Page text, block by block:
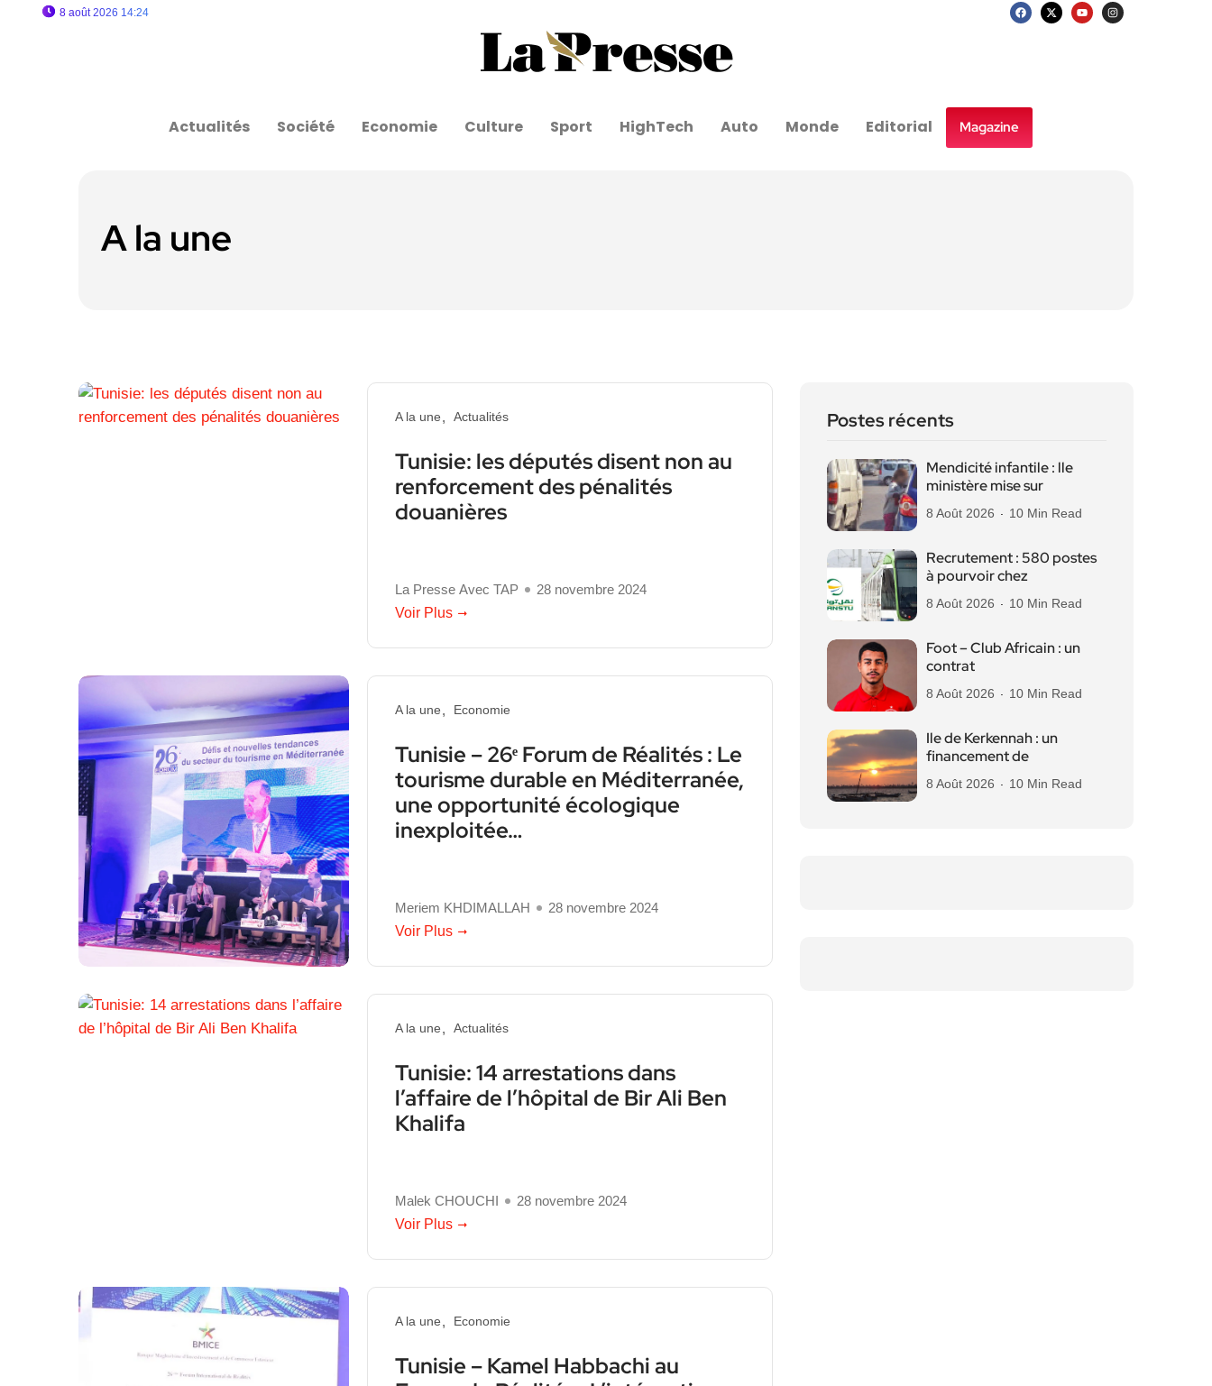
8 août 2026 14:24
Actualités Société Economie Culture Sport HighTech Auto Monde Editorial Magazine
A la une
A la une Actualités
Tunisie: les députés disent non au
renforcement des pénalités
douanières
La Presse Avec TAP
28 novembre 2024
Voir Plus
A la une Economie
Tunisie – 26ᵉ Forum de Réalités : Le
tourisme durable en Méditerranée,
une opportunité écologique
inexploitée…
Meriem KHDIMALLAH
28 novembre 2024
Voir Plus
A la une Actualités
Tunisie: 14 arrestations dans
l’affaire de l’hôpital de Bir Ali Ben
Khalifa
Malek CHOUCHI
28 novembre 2024
Voir Plus
A la une Economie
Tunisie – Kamel Habbachi au
Postes récents
Mendicité infantile : lle
ministère mise sur
8 Août 2026 10 Min Read
Recrutement : 580 postes
à pourvoir chez
8 Août 2026 10 Min Read
Foot – Club Africain : un
contrat
8 Août 2026 10 Min Read
Ile de Kerkennah : un
financement de
8 Août 2026 10 Min Read